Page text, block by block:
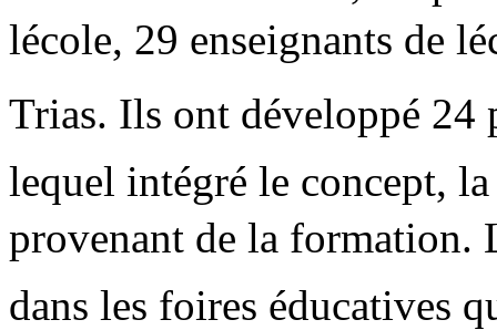
lécole, 29 enseignants de
Trias. Ils ont développé 24
lequel intégré le concept,
provenant de la formation.
dans les foires éducatives